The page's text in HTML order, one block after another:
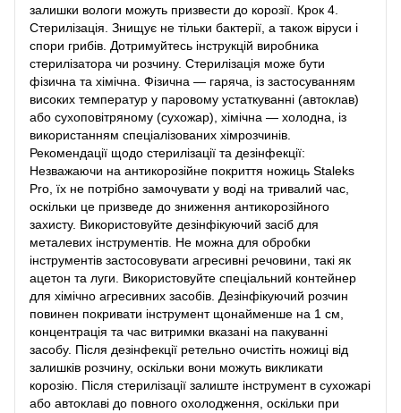
залишки вологи можуть призвести до корозії. Крок 4.
Стерилізація. Знищує не тільки бактерії, а також віруси і
спори грибів. Дотримуйтесь інструкцій виробника
стерилізатора чи розчину. Стерилізація може бути
фізична та хімічна. Фізична — гаряча, із застосуванням
високих температур у паровому устаткуванні (автоклав)
або сухоповітряному (сухожар), хімічна — холодна, із
використанням спеціалізованих хімрозчинів.
Рекомендації щодо стерилізації та дезінфекції:
Незважаючи на антикорозійне покриття ножиць Staleks
Pro, їх не потрібно замочувати у воді на тривалий час,
оскільки це призведе до зниження антикорозійного
захисту. Використовуйте дезінфікуючий засіб для
металевих інструментів. Не можна для обробки
інструментів застосовувати агресивні речовини, такі як
ацетон та луги. Використовуйте спеціальний контейнер
для хімічно агресивних засобів. Дезінфікуючий розчин
повинен покривати інструмент щонайменше на 1 см,
концентрація та час витримки вказані на пакуванні
засобу. Після дезінфекції ретельно очистіть ножиці від
залишків розчину, оскільки вони можуть викликати
корозію. Після стерилізації залиште інструмент в сухожарі
або автоклаві до повного охолодження, оскільки при